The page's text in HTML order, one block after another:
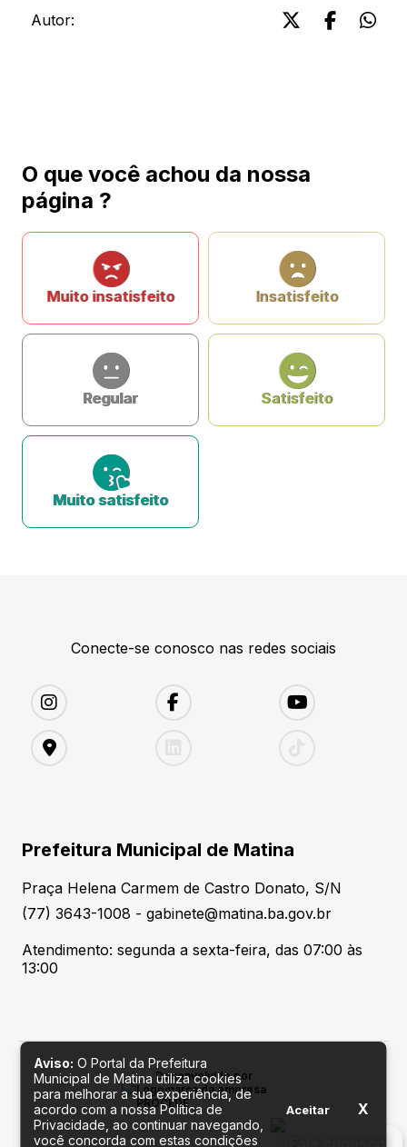
Autor:
O que você achou da nossa
página ?
Muito insatisfeito Insatisfeito
Regular Satisfeito
Muito satisfeito
Conecte-se conosco nas redes sociais
Prefeitura Municipal de Matina
Praça Helena Carmem de Castro Donato, S/N
(77) 3643-1008 - gabinete@matina.ba.gov.br
Atendimento: segunda a sexta-feira, das 07:00 às
13:00
Desenvolvido por
Aviso: O Portal da Prefeitura
Municipal de Matina utiliza cookies
para melhorar a sua experiência, de
acordo com a nossa Política de
Privacidade, ao continuar navegando,
você concorda com estas condições
Aceitar X